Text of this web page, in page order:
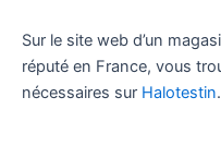
Sur le site web d’un
réputé en France, vous
nécessaires sur Halotestin